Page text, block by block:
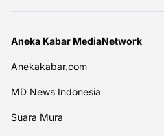
Aneka Kabar MediaNetwork
Anekakabar.com
MD News Indonesia
Suara Mura